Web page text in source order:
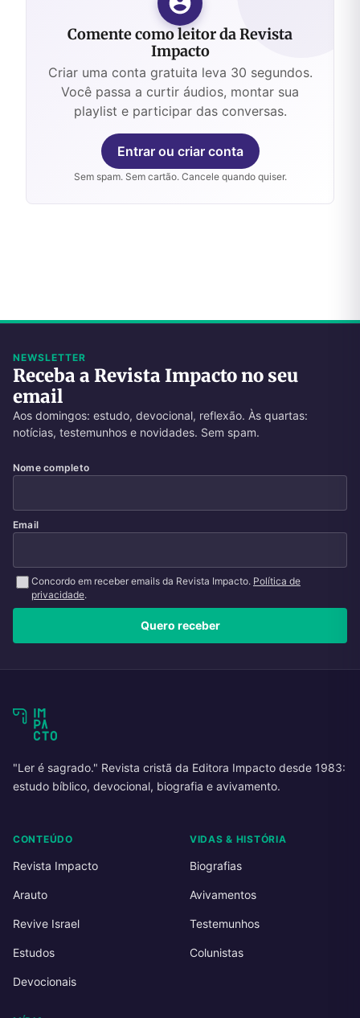
Comente como leitor da Revista
Impacto
Criar uma conta gratuita leva 30 segundos.
Você passa a curtir áudios, montar sua
playlist e participar das conversas.
Entrar ou criar conta
Sem spam. Sem cartão. Cancele quando quiser.
NEWSLETTER
Receba a Revista Impacto no seu
email
Aos domingos: estudo, devocional, reflexão. Às quartas:
notícias, testemunhos e novidades. Sem spam.
Nome completo
Email
Concordo em receber emails da Revista Impacto. Política de
privacidade.
Quero receber
"Ler é sagrado." Revista cristã da Editora Impacto desde 1983:
estudo bíblico, devocional, biografia e avivamento.
CONTEÚDO
Revista Impacto
Arauto
Revive Israel
Estudos
Devocionais
VIDAS & HISTÓRIA
Biografias
Avivamentos
Testemunhos
Colunistas